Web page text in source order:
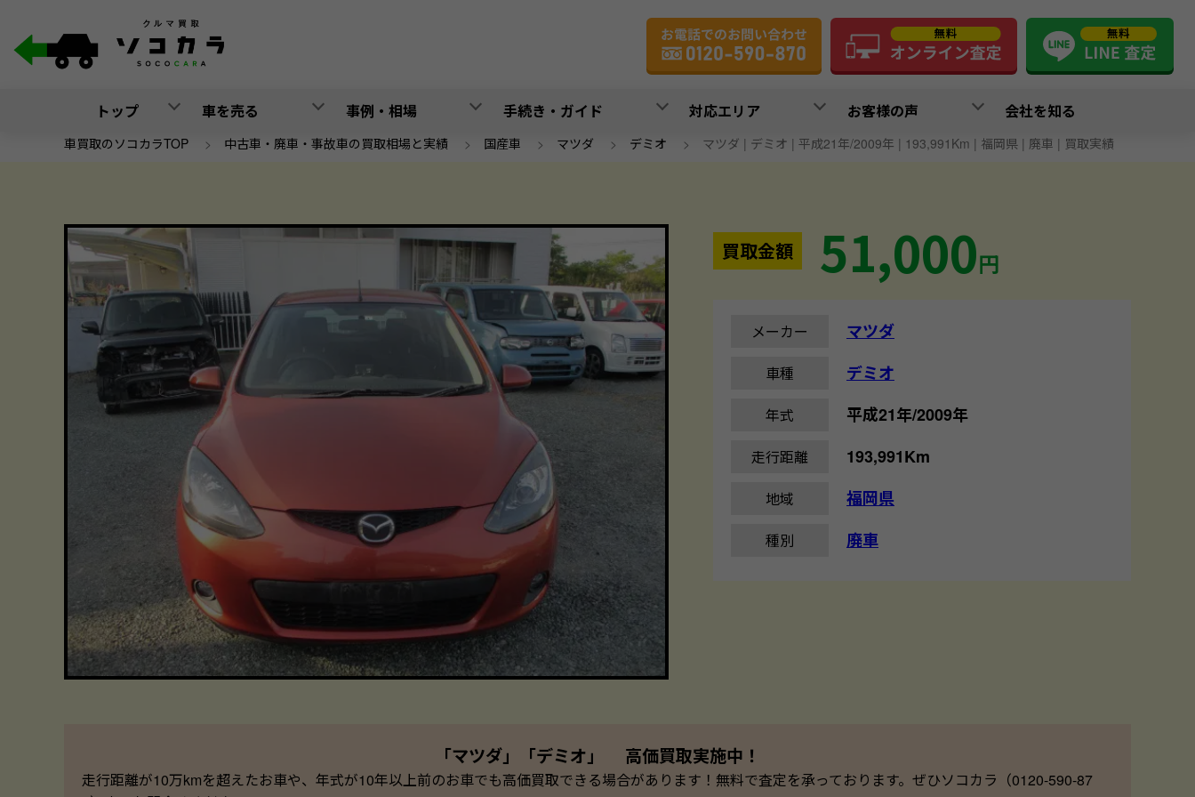
トップ 車を売る 事例・相場 手続き・ガイド 対応エリア お客様の声 会社を知る
車買取のソコカラTOP > 中古車・廃車・事故車の買取相場と実績 > 国産車 > マツダ > デミオ > マツダ | デミオ | 平成21年/2009年 | 193,991Km | 福岡県 | 廃車 | 買取実績
買取金額 51,000円
メーカー マツダ
車種 デミオ
年式 平成21年/2009年
走行距離 193,991Km
地域 福岡県
種別 廃車
「マツダ」「デミオ」 高価買取実施中！
走行距離が10万kmを超えたお車や、年式が10年以上前のお車でも高価買取できる場合があります！無料で査定を承っております。ぜひソコカラ（0120-590-87